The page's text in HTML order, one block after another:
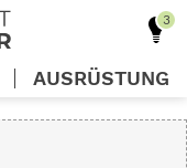
AUSRÜSTUNG